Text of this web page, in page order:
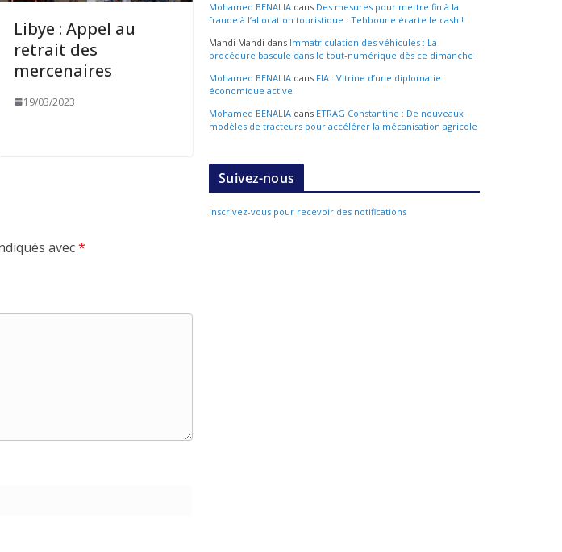
Libye : Appel au
retrait des
mercenaires
19/03/2023
avec*
Mohamed BENALIA dans Des mesures pour mettre fin à la
fraude à l’allocation touristique : Tebboune écarte le cash !
Mahdi Mahdi dans Immatriculation des véhicules : La
procédure bascule dans le tout-numérique dès ce dimanche
Mohamed BENALIA dans FIA : Vitrine d’une diplomatie
économique active
Mohamed BENALIA dans ETRAG Constantine : De nouveaux
modèles de tracteurs pour accélérer la mécanisation agricole
Suivez-nous
Inscrivez-vous pour recevoir des notifications